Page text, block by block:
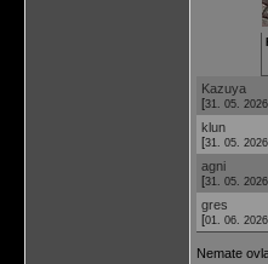
Kazuya
[31. 05. 2026.
klun
[31. 05. 2026.
agni
[31. 05. 2026.
gres
[01. 06. 2026.
Nemate